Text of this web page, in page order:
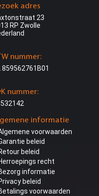
informatie
voorwaarden
beleid
beleid
recht
informatie
beleid
voorwaarden
adres
23
RP Zwolle
nummer:
859562761B01
nummer: